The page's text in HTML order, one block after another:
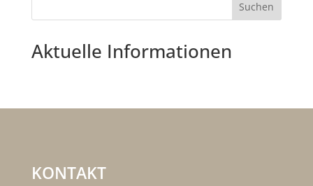
Suchen
Aktuelle Informationen
KONTAKT